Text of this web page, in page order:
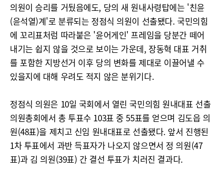
의원이 승리를 거뒀음에도, 당의 새 원내사령탑에는 '친윤
(윤석열)계'로 분류되는 정점식 의원이 선출됐다. 국민의힘
에 꼬리표처럼 따라붙은 '윤어게인' 프레임을 당분간 떼어
내기는 쉽지 않을 것으로 보이는 가운데, 장동혁 대표 거취
를 포함한 지방선거 이후 당의 변화를 제대로 이끌어낼 수
있을지에 대해 우려도 적지 않은 분위기다.
정점식 의원은 10일 국회에서 열린 국민의힘 원내대표 선출
의원총회에서 총 투표수 103표 중 55표를 얻으며 김도읍 의
원(48표)을 제치고 신임 원내대표로 선출됐다. 앞서 진행된
1차 투표에서 과반 득표자가 나오지 않으면서 정 의원(47
표)과 김 의원(39표) 간 결선 투표가 치러진 결과다.